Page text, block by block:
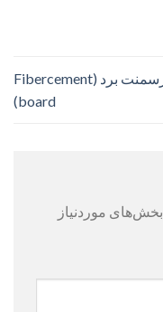
فایبرسمنت برد (Fibercement
board)
بخش‌های موردنیاز